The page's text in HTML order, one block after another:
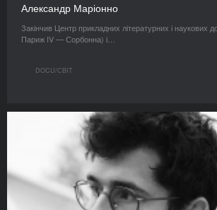
Александр Маріонно
Закінчив Центр прикладних літературних і наукових
Париж IV — Сорбонна) і…
DOCU/СВІТ